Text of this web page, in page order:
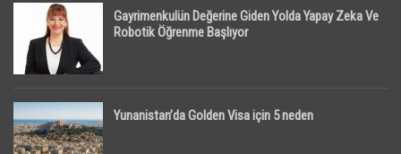
Gayrimenkulün Değerine Giden Yolda Yapay Zeka Ve
Robotik Öğrenme Başlıyor
Yunanistan’da Golden Visa için 5 neden